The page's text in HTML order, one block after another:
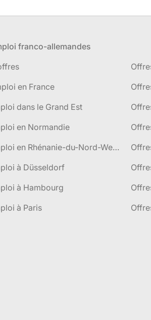
franco-allemandes
en France
dans le Grand Est
en Normandie
Offres d’emploi en Rhénanie-du-Nord-Westphalie
à Düsseldorf
à Hambourg
à Paris